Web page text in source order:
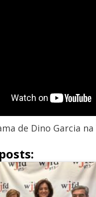
de Dino Garcia na